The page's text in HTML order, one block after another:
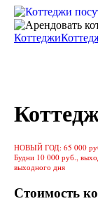
Коттеджи
НОВЫЙ ГОД: 65 000
Будни 10 000 руб.,
выходного дня
Стоимость